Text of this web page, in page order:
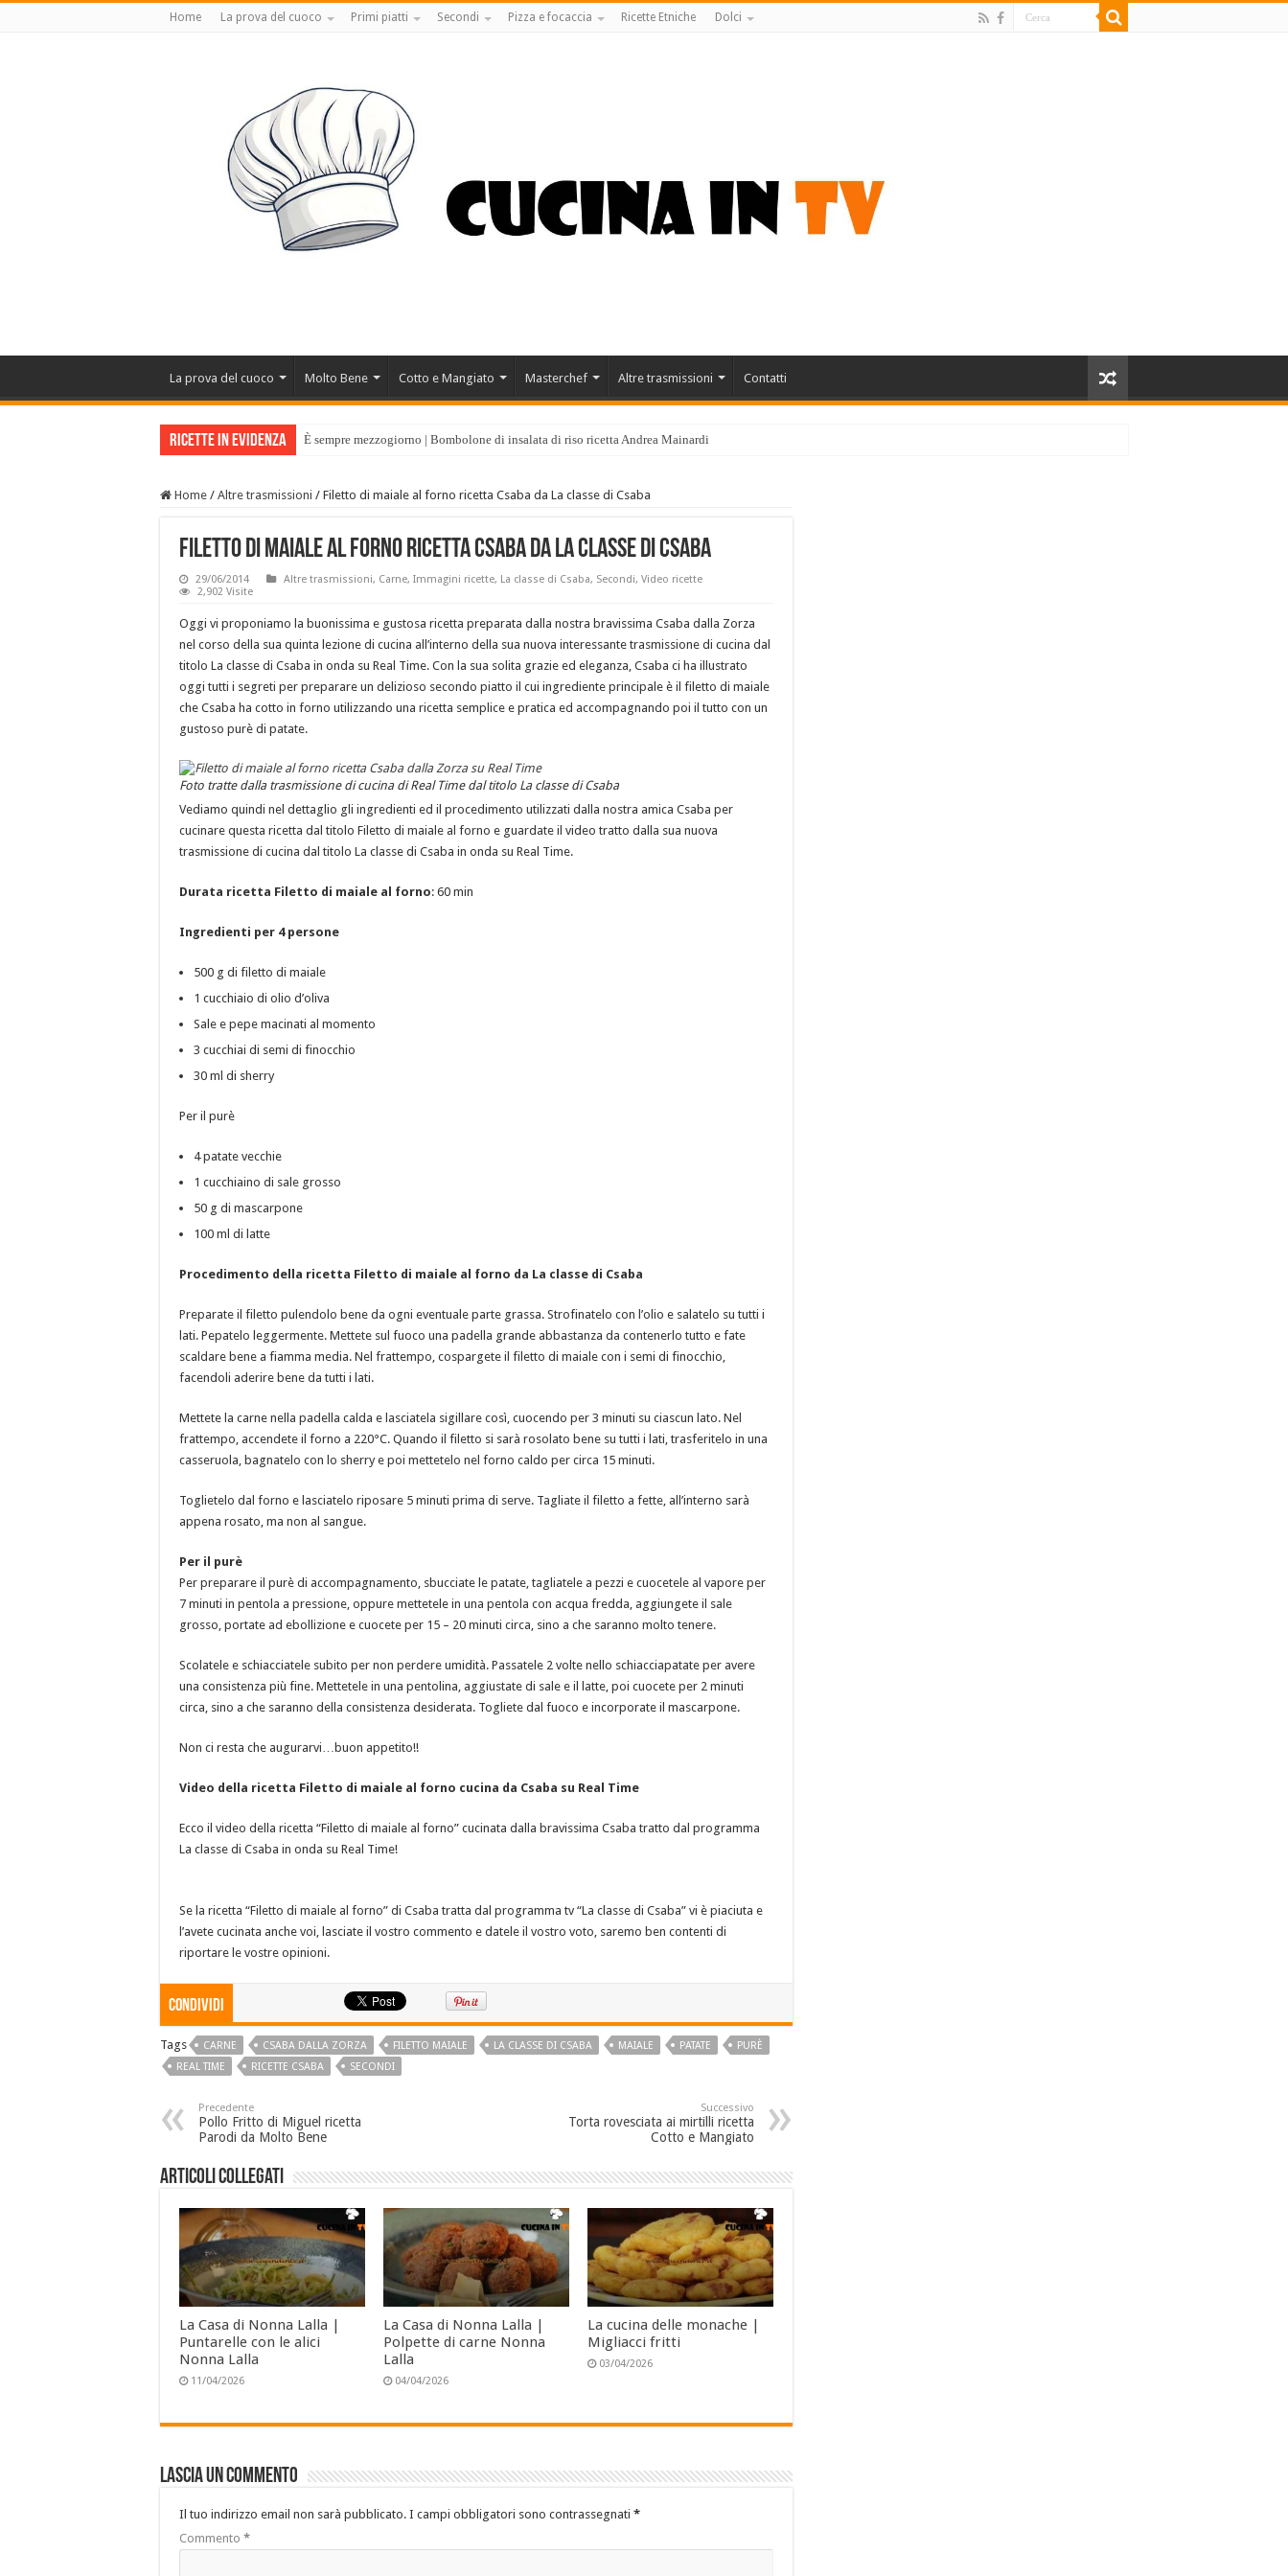
Home La prova del cuoco Primi piatti Secondi Pizza e focaccia Ricette Etniche Dolci
La prova del cuoco Molto Bene Cotto e Mangiato Masterchef Altre trasmissioni Contatti
Ricette in evidenza È sempre mezzogiorno | Bombolone di insalata di riso ricetta Andrea Mainardi
Home / Altre trasmissioni / Filetto di maiale al forno ricetta Csaba da La classe di Csaba
Filetto di maiale al forno ricetta Csaba da La classe di Csaba
29/06/2014 Altre trasmissioni, Carne, Immagini ricette, La classe di Csaba, Secondi, Video ricette
2,902 Visite
Oggi vi proponiamo la buonissima e gustosa ricetta preparata dalla nostra bravissima Csaba dalla Zorza
nel corso della sua quinta lezione di cucina all’interno della sua nuova interessante trasmissione di cucina dal
titolo La classe di Csaba in onda su Real Time. Con la sua solita grazie ed eleganza, Csaba ci ha illustrato
oggi tutti i segreti per preparare un delizioso secondo piatto il cui ingrediente principale è il filetto di maiale
che Csaba ha cotto in forno utilizzando una ricetta semplice e pratica ed accompagnando poi il tutto con un
gustoso purè di patate.
Foto tratte dalla trasmissione di cucina di Real Time dal titolo La classe di Csaba
Vediamo quindi nel dettaglio gli ingredienti ed il procedimento utilizzati dalla nostra amica Csaba per
cucinare questa ricetta dal titolo Filetto di maiale al forno e guardate il video tratto dalla sua nuova
trasmissione di cucina dal titolo La classe di Csaba in onda su Real Time.
Durata ricetta Filetto di maiale al forno: 60 min
Ingredienti per 4 persone
500 g di filetto di maiale
1 cucchiaio di olio d’oliva
Sale e pepe macinati al momento
3 cucchiai di semi di finocchio
30 ml di sherry
Per il purè
4 patate vecchie
1 cucchiaino di sale grosso
50 g di mascarpone
100 ml di latte
Procedimento della ricetta Filetto di maiale al forno da La classe di Csaba
Preparate il filetto pulendolo bene da ogni eventuale parte grassa. Strofinatelo con l’olio e salatelo su tutti i
lati. Pepatelo leggermente. Mettete sul fuoco una padella grande abbastanza da contenerlo tutto e fate
scaldare bene a fiamma media. Nel frattempo, cospargete il filetto di maiale con i semi di finocchio,
facendoli aderire bene da tutti i lati.
Mettete la carne nella padella calda e lasciatela sigillare così, cuocendo per 3 minuti su ciascun lato. Nel
frattempo, accendete il forno a 220°C. Quando il filetto si sarà rosolato bene su tutti i lati, trasferitelo in una
casseruola, bagnatelo con lo sherry e poi mettetelo nel forno caldo per circa 15 minuti.
Toglietelo dal forno e lasciatelo riposare 5 minuti prima di serve. Tagliate il filetto a fette, all’interno sarà
appena rosato, ma non al sangue.
Per il purè
Per preparare il purè di accompagnamento, sbucciate le patate, tagliatele a pezzi e cuocetele al vapore per
7 minuti in pentola a pressione, oppure mettetele in una pentola con acqua fredda, aggiungete il sale
grosso, portate ad ebollizione e cuocete per 15 – 20 minuti circa, sino a che saranno molto tenere.
Scolatele e schiacciatele subito per non perdere umidità. Passatele 2 volte nello schiacciapatate per avere
una consistenza più fine. Mettetele in una pentolina, aggiustate di sale e il latte, poi cuocete per 2 minuti
circa, sino a che saranno della consistenza desiderata. Togliete dal fuoco e incorporate il mascarpone.
Non ci resta che augurarvi…buon appetito!!
Video della ricetta Filetto di maiale al forno cucina da Csaba su Real Time
Ecco il video della ricetta “Filetto di maiale al forno” cucinata dalla bravissima Csaba tratto dal programma
La classe di Csaba in onda su Real Time!
Se la ricetta “Filetto di maiale al forno” di Csaba tratta dal programma tv “La classe di Csaba” vi è piaciuta e
l’avete cucinata anche voi, lasciate il vostro commento e datele il vostro voto, saremo ben contenti di
riportare le vostre opinioni.
Condividi
Tags CARNE CSABA DALLA ZORZA FILETTO MAIALE LA CLASSE DI CSABA MAIALE PATATE
PURÈ
REAL TIME
RICETTE CSABA SECONDI
Precedente
Pollo Fritto di Miguel ricetta
Parodi da Molto Bene
Successivo
Torta rovesciata ai mirtilli ricetta
Cotto e Mangiato
Articoli collegati
La Casa di Nonna Lalla |
Puntarelle con le alici
Nonna Lalla
11/04/2026
La Casa di Nonna Lalla |
Polpette di carne Nonna
Lalla
04/04/2026
La cucina delle monache |
Migliacci fritti
03/04/2026
Lascia un commento
Il tuo indirizzo email non sarà pubblicato. I campi obbligatori sono contrassegnati *
Commento *